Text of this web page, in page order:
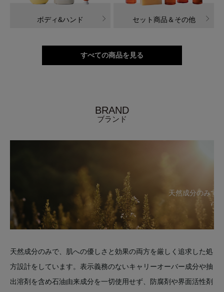
ボディ&ハンド セット商品＆その他
すべての商品を見る
BRAND
ブランド
天然成分のみで
天然成分のみで、肌への優しさと効果の両方を厳しく追求した処
方設計をしています。表示義務のないキャリーオーバー成分や抽
出溶剤を含め石油由来成分を一切使用せず、防腐剤や界面活性剤